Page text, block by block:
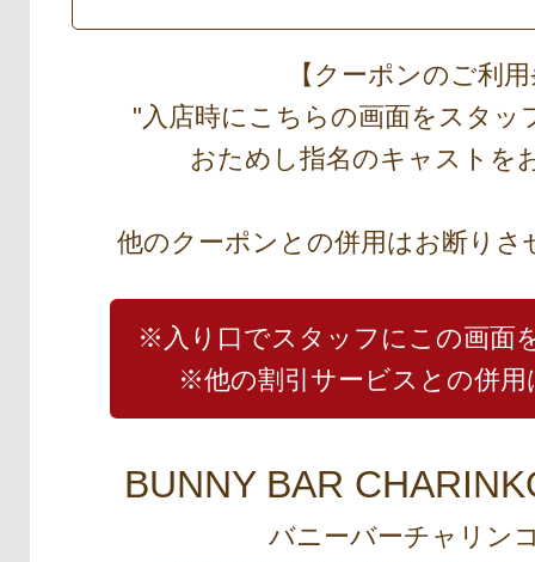
【クーポンのご利
"入店時にこちらの画面をスタッ
おためし指名のキャストを
他のクーポンとの併用はお断り
※入り口でスタッフにこの画面
※他の割引サービスとの併
BUNNY BAR
バニーバーチャリン